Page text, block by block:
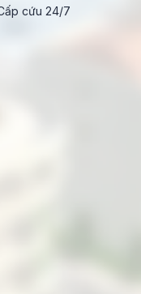
cứu 24/7